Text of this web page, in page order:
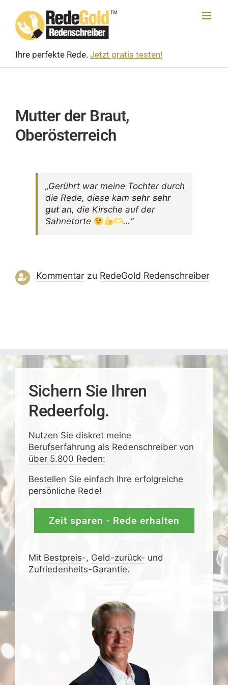
content
Ihre perfekte Rede. Jetzt gratis testen!
Mutter der Braut,
Oberösterreich
„Gerührt war meine Tochter durch
die Rede, diese kam sehr sehr
gutan, die Kirsche auf der
Sahnetorte
…“
Kommentarzu RedeGold Reden­schreiber
Sichern Sie Ihren
Redeerfolg.
Nutzen Sie diskretmeine
Berufserfahrung als Redenschreiber von
über 5.800 Reden:
Bestellen Sie einfach Ihre erfolgreiche
persönliche Rede!
Zeit sparen - Rede erhalten
Mit Bestpreis-, Geld-zurück- und
Zufrieden­­heits-Garantie.